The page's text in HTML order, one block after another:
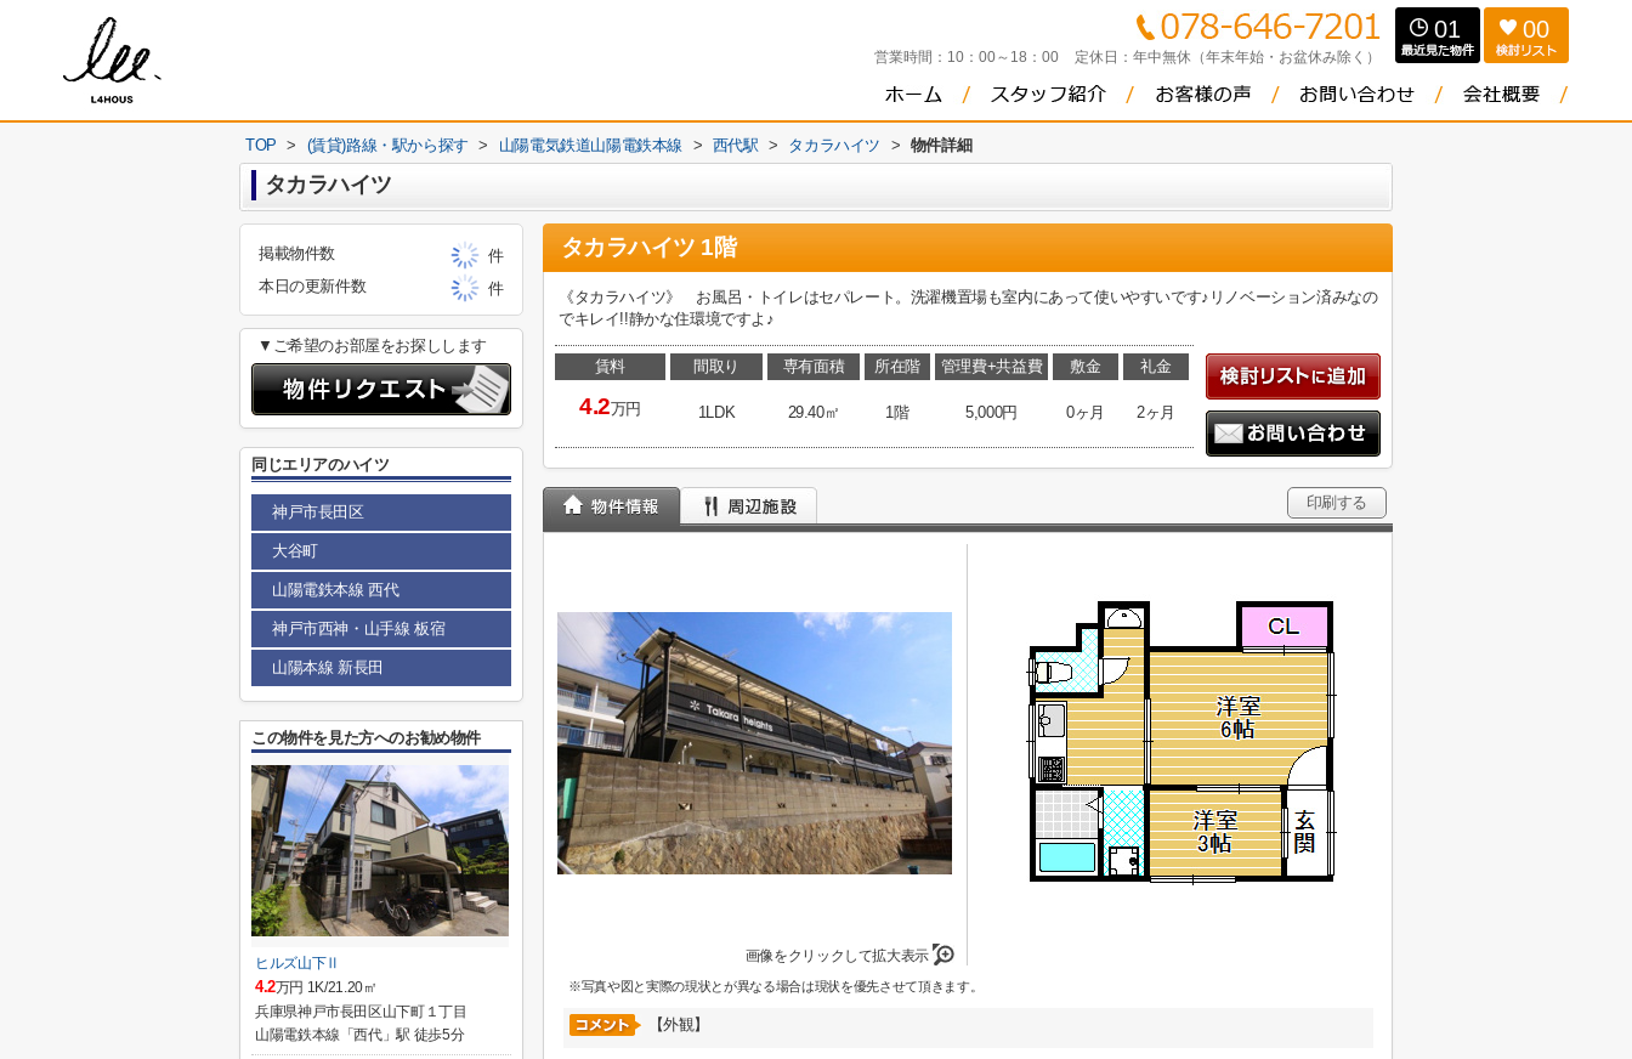
営業時間： 10：00～18：00 定休日： 年中無休（年末年始・お盆休み除く）
01 00
TOP > (賃貸)路線・駅から探す > 山陽電気鉄道山陽電鉄本線 > 西代駅 > タカラハイツ > 物件詳細
タカラハイツ
タカラハイツ 1階
《タカラハイツ》 お風呂・トイレはセパレート。洗濯機置場も室内にあって使いやすいです♪リノベーション済みなの
でキレイ!!静かな住環境ですよ♪
賃料
4.2万円
間取り
1LDK
専有面積
29.40㎡
所在階
1階
管理費+共益費
5,000円
敷金
0ヶ月
礼金
2ヶ月
印刷する
画像をクリックして拡大表示
※写真や図と実際の現状とが異なる場合は現状を優先させて頂きます。
【外観】
掲載物件数
件
本日の更新件数
件
▼ご希望のお部屋をお探しします
同じエリアのハイツ
神戸市長田区
大谷町
山陽電鉄本線 西代
神戸市西神・山手線 板宿
山陽本線 新長田
この物件を見た方へのお勧め物件
ヒルズ山下Ⅱ
4.2万円 1K/21.20㎡
兵庫県神戸市長田区山下町１丁目
山陽電鉄本線「西代」駅 徒歩5分